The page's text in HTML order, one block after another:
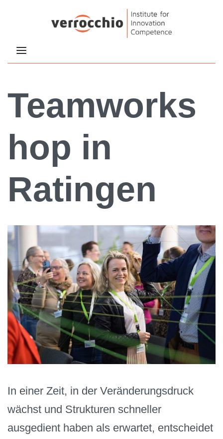
Teamworks
hop in
Ratingen
In einer Zeit, in der Veränderungsdruck
wächst und Strukturen schneller
ausgedient haben als erwartet, entscheidet